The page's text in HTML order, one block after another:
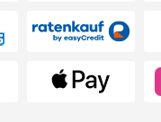
mm (Halbglastür)
Wolff Finnhaus